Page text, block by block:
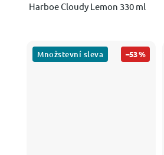
Harboe Cloudy Lemon 330 ml
Množstevní sleva –53 %